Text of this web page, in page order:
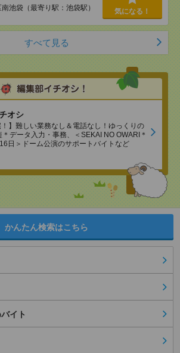
池袋（最寄り駅：池袋駅） 気になる！
すべて見る
オシ
！】難しい業務なし＆電話なし！ゆっくりの
データ入力・事務、＜SEKAI NO OWARI＊
日＞ドーム公演のサポートバイトなど
かんたん検索はこちら
イト